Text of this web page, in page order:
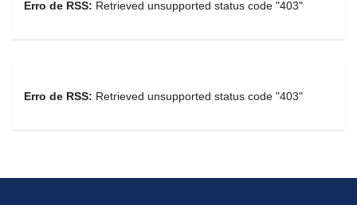
Erro de RSS: Retrieved unsupported status code "403"
Erro de RSS: Retrieved unsupported status code "403"